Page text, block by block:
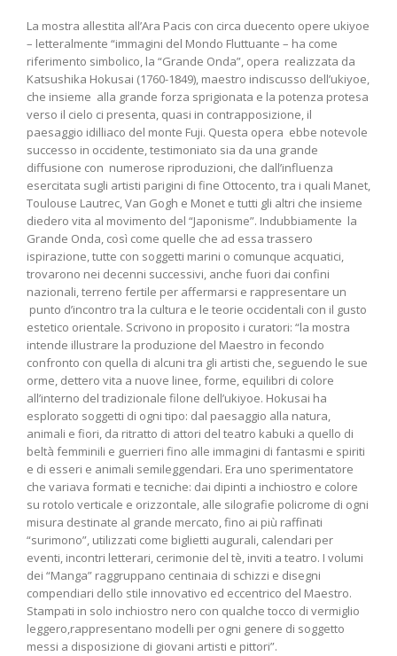
La mostra allestita all’Ara Pacis con circa duecento opere ukiyoe
– letteralmente “immagini del Mondo Fluttuante – ha come
riferimento simbolico, la “Grande Onda”, opera realizzata da
Katsushika Hokusai (1760-1849), maestro indiscusso dell’ukiyoe,
che insieme alla grande forza sprigionata e la potenza protesa
verso il cielo ci presenta, quasi in contrapposizione, il
paesaggio idilliaco del monte Fuji. Questa opera ebbe notevole
successo in occidente, testimoniato sia da una grande
diffusione con numerose riproduzioni, che dall’influenza
esercitata sugli artisti parigini di fine Ottocento, tra i quali Manet,
Toulouse Lautrec, Van Gogh e Monet e tutti gli altri che insieme
diedero vita al movimento del “Japonisme”. Indubbiamente la
Grande Onda, così come quelle che ad essa trassero
ispirazione, tutte con soggetti marini o comunque acquatici,
trovarono nei decenni successivi, anche fuori dai confini
nazionali, terreno fertile per affermarsi e rappresentare un
punto d’incontro tra la cultura e le teorie occidentali con il gusto
estetico orientale. Scrivono in proposito i curatori: “la mostra
intende illustrare la produzione del Maestro in fecondo
confronto con quella di alcuni tra gli artisti che, seguendo le sue
orme, dettero vita a nuove linee, forme, equilibri di colore
all’interno del tradizionale filone dell’ukiyoe. Hokusai ha
esplorato soggetti di ogni tipo: dal paesaggio alla natura,
animali e fiori, da ritratto di attori del teatro kabuki a quello di
beltà femminili e guerrieri fino alle immagini di fantasmi e spiriti
e di esseri e animali semileggendari. Era uno sperimentatore
che variava formati e tecniche: dai dipinti a inchiostro e colore
su rotolo verticale e orizzontale, alle silografie policrome di ogni
misura destinate al grande mercato, fino ai più raffinati
“surimono”, utilizzati come biglietti augurali, calendari per
eventi, incontri letterari, cerimonie del tè, inviti a teatro. I volumi
dei “Manga” raggruppano centinaia di schizzi e disegni
compendiari dello stile innovativo ed eccentrico del Maestro.
Stampati in solo inchiostro nero con qualche tocco di vermiglio
leggero,rappresentano modelli per ogni genere di soggetto
messi a disposizione di giovani artisti e pittori”.